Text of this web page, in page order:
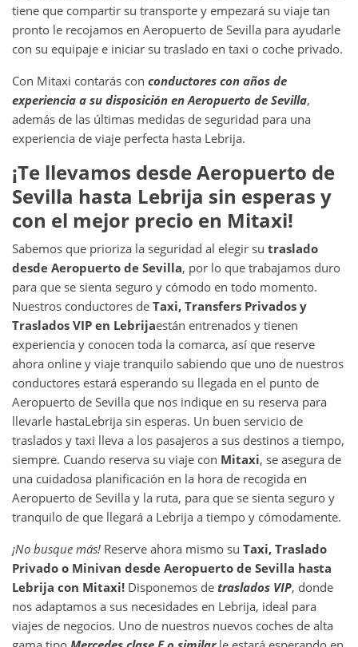
tiene que compartir su transporte y empezará su viaje tan
pronto le recojamos en Aeropuerto de Sevilla para ayudarle
con su equipaje e iniciar su traslado en taxi o coche privado.
Con Mitaxi contarás con conductores con años de
experiencia a su disposición enAeropuerto de Sevilla,
además de las últimas medidas de seguridad para una
experiencia de viaje perfecta hasta Lebrija.
¡Te llevamos desdeAeropuerto de
Sevilla hasta Lebrija sin esperas y
con el mejor precio en Mitaxi!
Sabemos que prioriza la seguridad al elegir su traslado
desde Aeropuerto de Sevilla, por lo que trabajamos duro
para que se sienta seguro y cómodo en todo momento.
Nuestros conductores de Taxi, Transfers Privados y
Traslados VIP en Lebrijaestán entrenados y tienen
experiencia y conocen toda la comarca, así que reserve
ahora online y viaje tranquilo sabiendo que uno de nuestros
conductores estará esperando su llegada en el punto de
Aeropuerto de Sevilla que nos indique en su reserva para
llevarle hastaLebrija sin esperas. Un buen servicio de
traslados y taxi lleva a los pasajeros a sus destinos a tiempo,
siempre. Cuando reserva su viaje con Mitaxi, se asegura de
una cuidadosa planificación en la hora de recogida en
Aeropuerto de Sevilla y la ruta, para que se sienta seguro y
tranquilo de que llegará a Lebrija a tiempo y cómodamente.
¡No busque más! Reserve ahora mismo su Taxi, Traslado
Privado o Minivan desde Aeropuerto de Sevilla hasta
Lebrija con Mitaxi! Disponemos de traslados VIP, donde
nos adaptamos a sus necesidades en Lebrija, ideal para
viajes de negocios. Uno de nuestros nuevos coches de alta